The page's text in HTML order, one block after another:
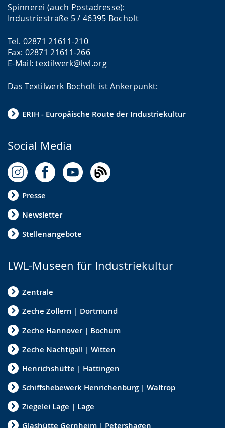
Spinnerei (auch Postadresse):
Industriestraße 5 / 46395 Bocholt
Tel. 02871 21611-210
Fax: 02871 21611-266
E-Mail: textilwerk@lwl.org
Das Textilwerk Bocholt ist Ankerpunkt:
ERIH - Europäische Route der Industriekultur
Social Media
Presse
Newsletter
Stellenangebote
LWL-Museen für Industriekultur
Zentrale
Zeche Zollern | Dortmund
Zeche Hannover | Bochum
Zeche Nachtigall | Witten
Henrichshütte | Hattingen
Schiffshebewerk Henrichenburg | Waltrop
Ziegelei Lage | Lage
Glashütte Gernheim | Petershagen